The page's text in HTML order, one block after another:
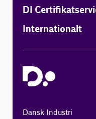
DI
Internationalt
Dansk Industri